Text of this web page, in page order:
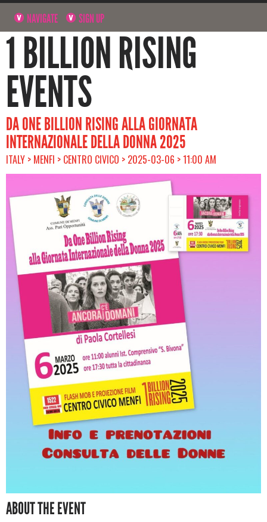
NAVIGATE SIGN UP
1 BILLION RISING
EVENTS
DA ONE BILLION RISING ALLA GIORNATA
INTERNAZIONALE DELLA DONNA 2025
ITALY > MENFI > CENTRO CIVICO > 2025-03-06 > 11:00 AM
ABOUT THE EVENT